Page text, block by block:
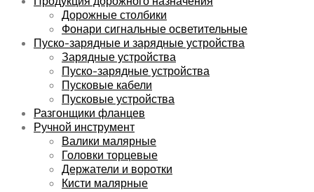
Дорожные столбики
Фонари сигнальные осветительные
Пуско-зарядные и зарядные устройства
Зарядные устройства
Пуско-зарядные устройства
Пусковые кабели
Пусковые устройства
Разгонщики фланцев
Ручной инструмент
Валики малярные
Головки торцевые
Держатели и воротки
Кисти малярные